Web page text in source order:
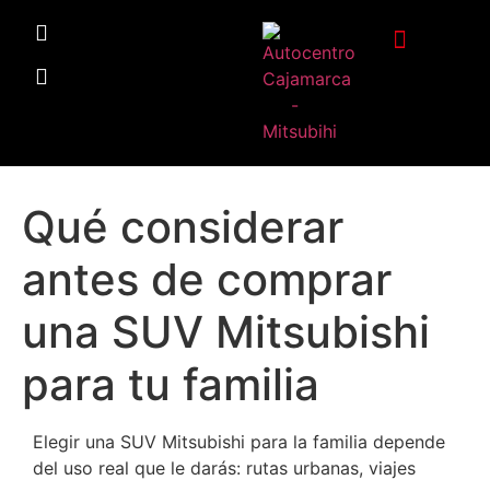
Qué considerar
antes de comprar
una SUV Mitsubishi
para tu familia
Elegir una SUV Mitsubishi para la familia depende
del uso real que le darás: rutas urbanas, viajes